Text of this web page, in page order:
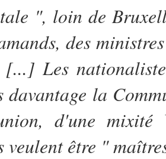
", loin de
des
[...] Les
davantage la
d'une
être "